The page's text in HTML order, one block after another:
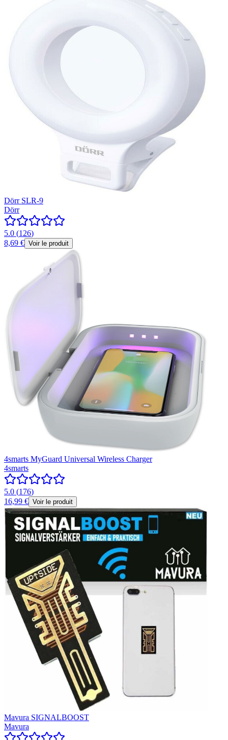
Dörr SLR-9
Dörr
5.0 (126)
8,69 € Voir le produit
4smarts MyGuard Universal Wireless Charger
4smarts
5.0 (176)
16,99 € Voir le produit
Mavura SIGNALBOOST
Mavura